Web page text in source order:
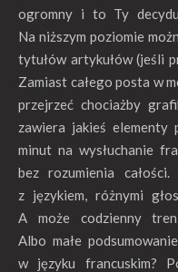
ogromny i to Ty
Na niższym poziomie
tytułów artykułów (jeśli
Zamiast całego posta w
przejrzeć chociażby
zawiera jakieś elementy
minut na wysłuchanie
bez rozumienia
z językiem, różnymi
A może codzienny
Albo małe
w języku francuskim?